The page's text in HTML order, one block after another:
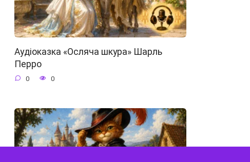
Аудіоказка «Осляча шкура» Шарль
Перро
0 0